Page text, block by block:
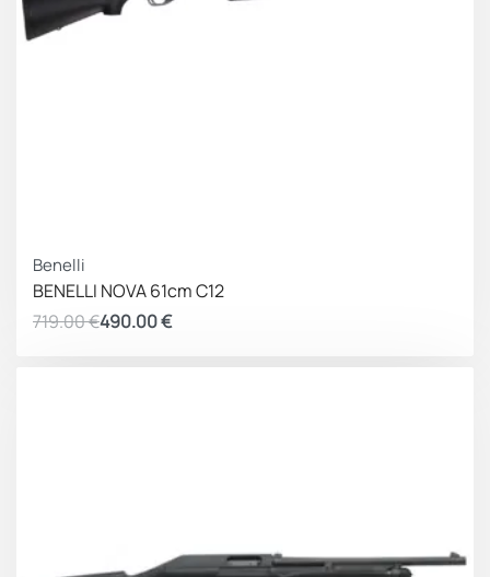
Benelli
BENELLI NOVA 61cm C12
719.00€490.00€